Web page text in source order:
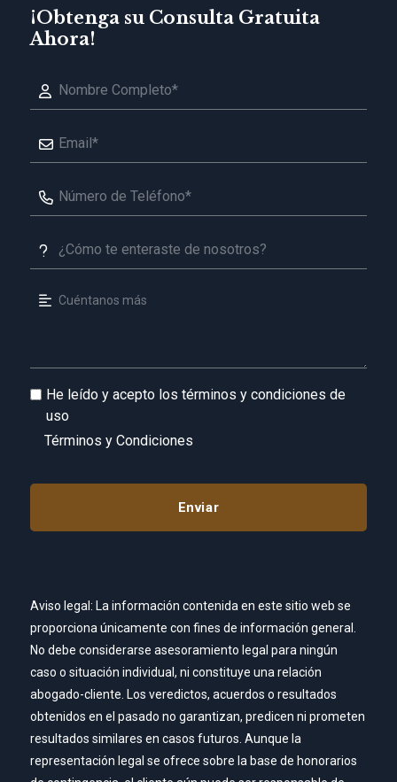
¡Obtenga su Consulta Gratuita
Ahora!
He leído y acepto los términos y condiciones de
uso
Términos y Condiciones
Aviso legal: La información contenida en este sitio web se
proporciona únicamente con fines de información general.
No debe considerarse asesoramiento legal para ningún
caso o situación individual, ni constituye una relación
abogado-cliente. Los veredictos, acuerdos o resultados
obtenidos en el pasado no garantizan, predicen ni prometen
resultados similares en casos futuros. Aunque la
representación legal se ofrece sobre la base de honorarios